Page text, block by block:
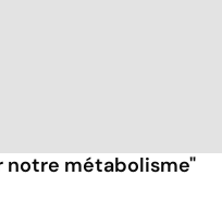
métabolisme"